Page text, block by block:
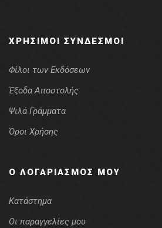
ΧΡΉΣΙΜΟΙ ΣΎΝΔΕΣΜΟΙ
Φίλοι των Εκδόσεων
Έξοδα Αποστολής
Ψιλά Γράμματα
Όροι Χρήσης
Ο ΛΟΓΑΡΙΑΣΜΌΣ ΜΟΥ
Κατάστημα
Οι παραγγελίες μου